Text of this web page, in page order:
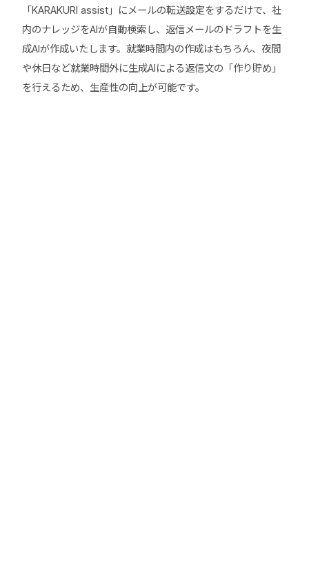
「KARAKURI assist」にメールの転送設定をするだけで、社
内のナレッジをAIが自動検索し、返信メールのドラフトを生
成AIが作成いたします。就業時間内の作成はもちろん、夜間
や休日など就業時間外に生成AIによる返信文の「作り貯め」
を行えるため、生産性の向上が可能です。